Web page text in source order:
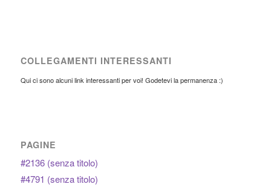
COLLEGAMENTI INTERESSANTI
Qui ci sono alcuni link interessanti per voi! Godetevi la permanenza :)
PAGINE
#2136 (senza titolo)
#4791 (senza titolo)